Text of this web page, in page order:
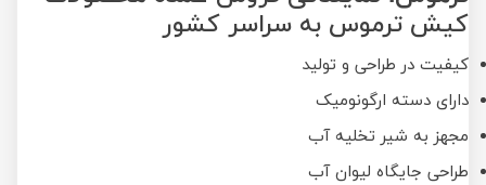
کیش ترموس به سراسر کشور
کیفیت در طراحی و تولید
دارای دسته ارگونومیک
مجهز به شیر تخلیه آب
طراحی جایگاه لیوان آب